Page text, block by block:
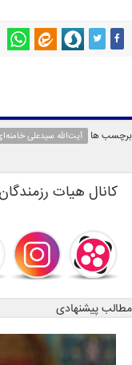
برچسب ها آیت‏‌الله سیدعلی
کانال هیات
مطالب پیشنهادی